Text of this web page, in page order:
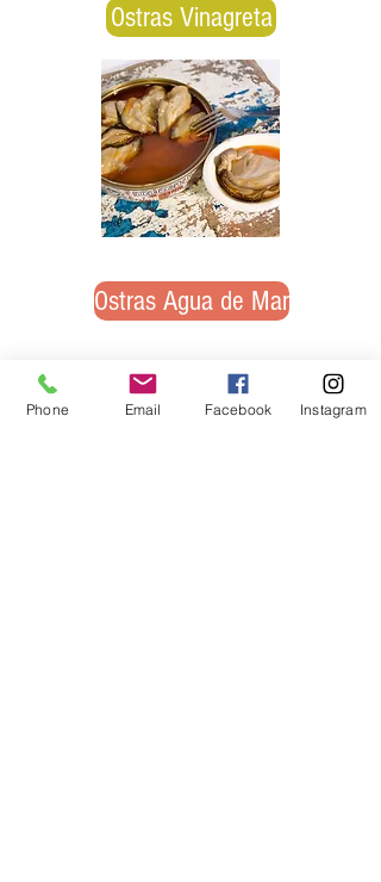
Ostras Vinagreta
Ostras Agua de Mar
Phone Email Facebook Instagram